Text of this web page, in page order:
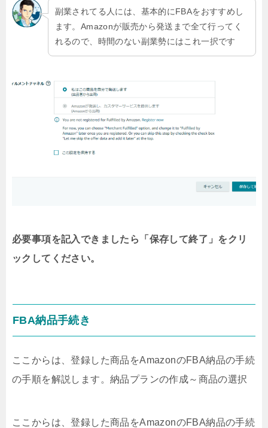
副業されてる人には、基本的にFBAをおすすめし
ます。Amazonが販売から発送まで全て行ってく
れるので、時間のない副業勢にはこれ一択です
必要事項を記入できましたら「保存して終了」をクリ
ックしてください。
FBA納品手続き
ここからは、登録した商品をAmazonのFBA納品の手続
の手順を解説します。納品プランの作成～商品の選択
ここからは、登録した商品をAmazonのFBA納品の手続